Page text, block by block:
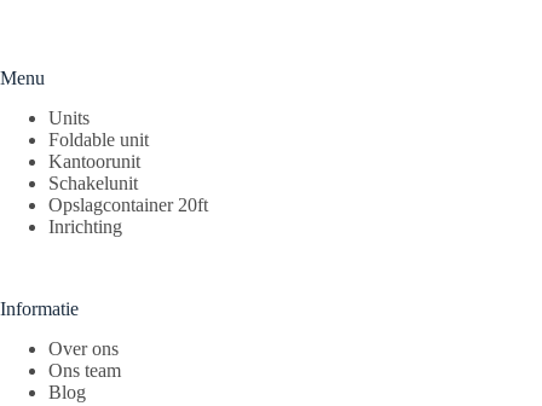
Menu
Units
Foldable unit
Kantoorunit
Schakelunit
Opslagcontainer 20ft
Inrichting
Informatie
Over ons
Ons team
Blog